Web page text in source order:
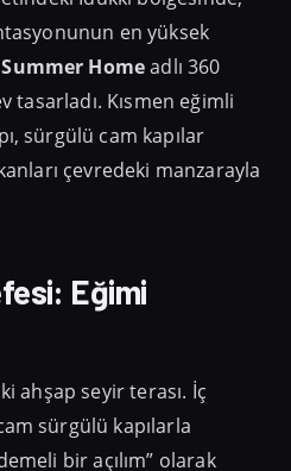
en yüksek
Summer Homeadlı 360
tasarladı. Kısmen eğimli
sürgülü cam kapılar
çevredeki manzarayla
Eğimi
ahşap seyir terası. İç
sürgülü kapılarla
bir açılım” olarak